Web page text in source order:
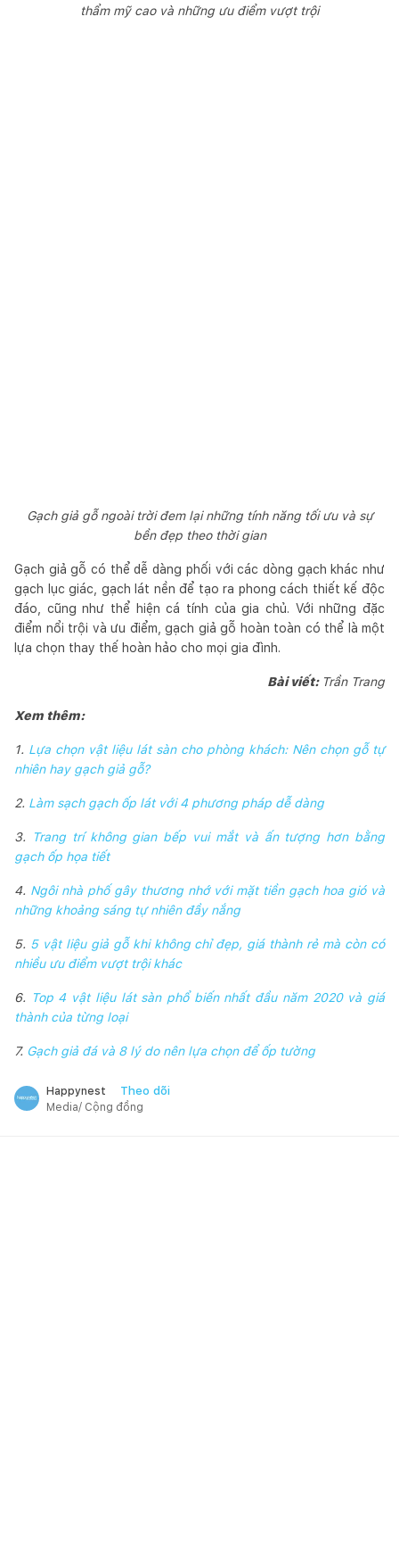
thẩm mỹ cao và những ưu điểm vượt trội
Gạch giả gỗ ngoài trời đem lại những tính năng tối ưu và sự
bền đẹp theo thời gian
Gạch giả gỗ có thể dễ dàng phối với các dòng gạch khác như
gạch lục giác, gạch lát nền để tạo ra phong cách thiết kế độc
đáo, cũng như thể hiện cá tính của gia chủ. Với những đặc
điểm nổi trội và ưu điểm, gạch giả gỗ hoàn toàn có thể là một
lựa chọn thay thế hoàn hảo cho mọi gia đình.
Bài viết: Trần Trang
Xem thêm:
1. Lựa chọn vật liệu lát sàn cho phòng khách: Nên chọn gỗ tự
nhiên hay gạch giả gỗ?
2. Làm sạch gạch ốp lát với 4 phương pháp dễ dàng
3.
Trang trí không gian bếp vui mắt và ấn tượng hơn bằng
gạch ốp họa tiết
4. Ngôi nhà phố gây thương nhớ với mặt tiền gạch hoa gió và
những khoảng sáng tự nhiên đầy nắng
5. 5 vật liệu giả gỗ khi không chỉ đẹp, giá thành rẻ mà còn có
nhiều ưu điểm vượt trội khác
6.
Top 4 vật liệu lát sàn phổ biến nhất đầu năm 2020 và giá
thành của từng loại
7. Gạch giả đá và 8 lý do nên lựa chọn để ốp tường
Happynest Theo dõi
Media/ Cộng đồng